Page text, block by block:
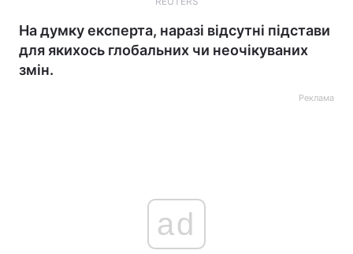
На думку експерта, наразі відсутні підстави
для якихось глобальних чи неочікуваних
змін.
Реклама
ad